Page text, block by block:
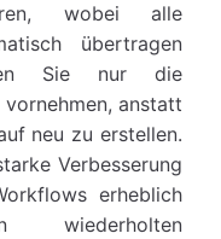
wobei alle
übertragen
Sie nur die
anstatt
neu zu erstellen.
Verbesserung
erheblich